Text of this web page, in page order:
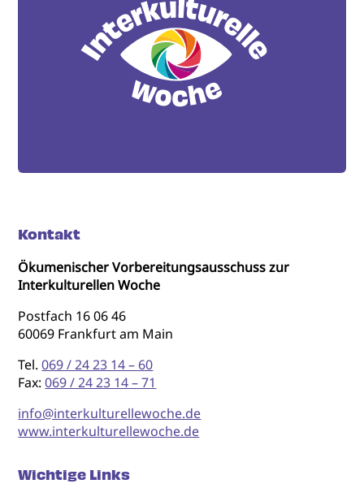
Kontakt
Ökumenischer Vorbereitungsausschuss zur
Interkulturellen Woche
Postfach 16 06 46
60069 Frankfurt am Main
Tel.069 / 24 23 14 – 60
Fax:069 / 24 23 14 – 71
info@interkulturellewoche.de
www.interkulturellewoche.de
Wichtige Links